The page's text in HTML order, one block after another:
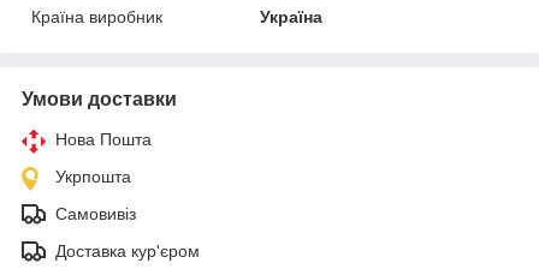
Країна виробник
Україна
Умови доставки
Нова Пошта
Укрпошта
Самовивіз
Доставка кур'єром